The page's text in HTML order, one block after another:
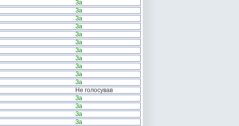
За
За
За
За
За
За
За
За
За
За
За
Не голосував
За
За
За
За